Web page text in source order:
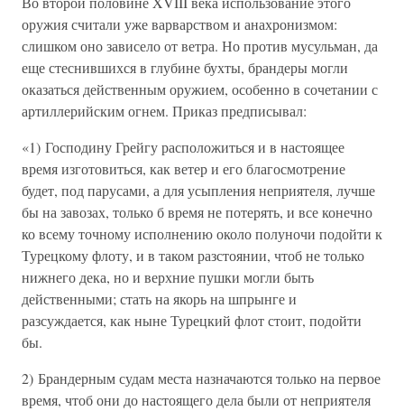
оружия считали уже варварством и анахронизмом:
слишком оно зависело от ветра. Но против мусульман, да
еще стеснившихся в глубине бухты, брандеры могли
оказаться действенным оружием, особенно в сочетании с
артиллерийским огнем. Приказ предписывал:
«1) Господину Грейгу расположиться и в настоящее
время изготовиться, как ветер и его благосмотрение
будет, под парусами, а для усыпления неприятеля, лучше
бы на завозах, только б время не потерять, и все конечно
ко всему точному исполнению около полуночи подойти к
Турецкому флоту, и в таком разстоянии, чтоб не только
нижнего дека, но и верхние пушки могли быть
действенными; стать на якорь на шпрынге и
разсуждается, как ныне Турецкий флот стоит, подойти
бы.
2) Брандерным судам места назначаются только на первое
время, чтоб они до настоящего дела были от неприятеля